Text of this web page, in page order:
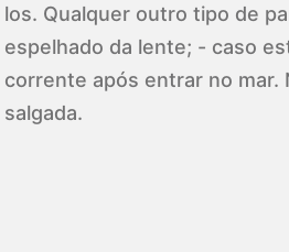
los. Qualquer outro tipo de
espelhado da lente; - caso
corrente após entrar no mar.
salgada.